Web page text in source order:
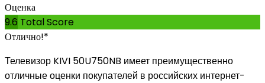
Оценка
9.6 Total Score
Отлично!*
Телевизор KIVI 50U750NB имеет преимущественно
отличные оценки покупателей в российских интернет-